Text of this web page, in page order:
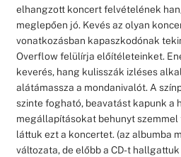
elhangzott koncert felvételének
meglepően jó. Kevés az olyan
vonatkozásban kapaszkodónak
Overflow felülírja előítéleteinket.
keverés, hang kulisszák izléses
alátámassza a mondanivalót. A
szinte fogható, beavatást kapunk a
megállapításokat behunyt szemmel
láttuk ezt a koncertet. (az albumba
változata, de előbb a CD-t hallgattuk